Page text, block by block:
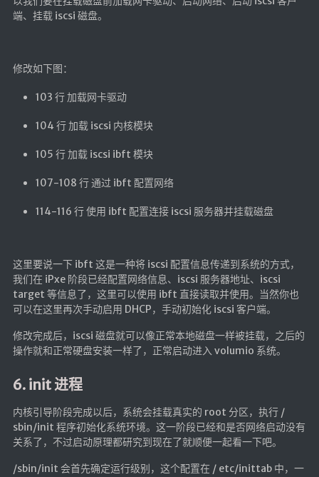
端、挂载 iscsi 磁盘。
修改如下图：
103 行 加载网卡驱动
104 行 加载 iscsi 内核模块
105 行 加载 iscsi ibft 模块
107-108 行 通过 ibft 配置网络
114-116 行 使用 ibft 配置连接 iscsi 服务器并挂载磁盘
这里要说一下 ibft 这是一种将 iscsi 配置信息传递到系统的方式，
我们在 iPxe 阶段已经配置网络信息、iscsi 服务器地址、iscsi
target 等信息了，这里可以使用 ibft 直接读取并使用。当然你也
可以在这里再次手动启用 DHCP，手动初始化 iscsi 客户端。
修改完成后，iscsi 磁盘就可以像正常本地磁盘一样被挂载，之后的
操作就和正常硬盘安装一样了，正常启动进入 volumio 系统。
6. init 进程
内核引导阶段完成以后，系统会挂载真实的 root 分区，执行 /
sbin/init 程序初始化系统环境。这一阶段已经和是否网络启动没有
关系了，不过启动原理都研究到现在了就顺便一起看一下吧。
/sbin/init 会首先确定运行级别，这个配置在 / etc/inittab 中，一